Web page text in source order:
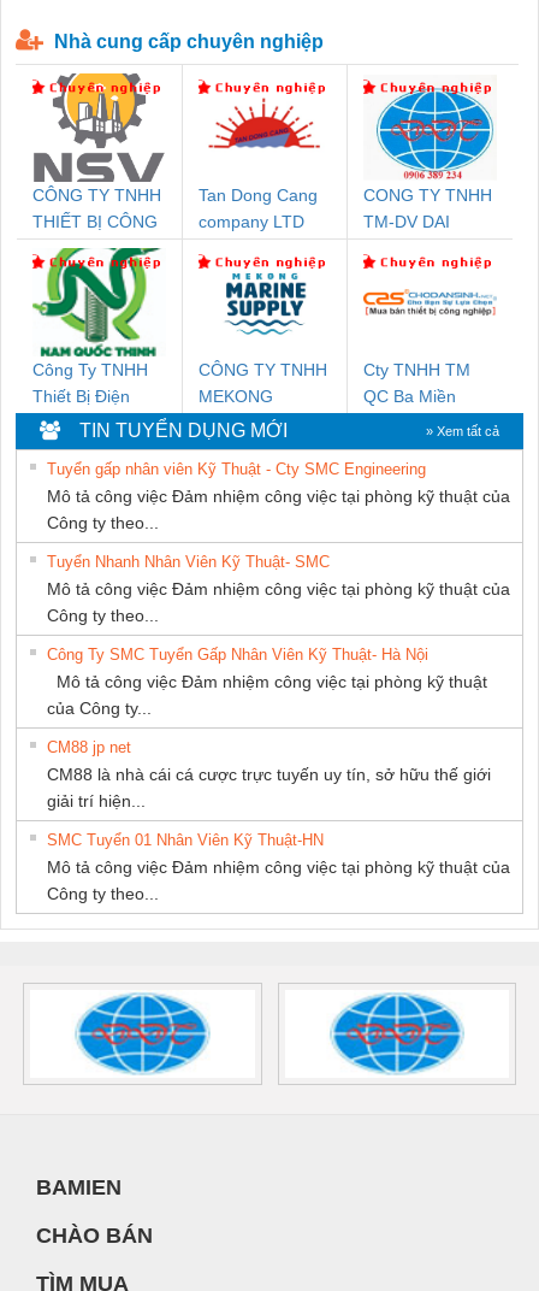
Nhà cung cấp chuyên nghiệp
CÔNG TY TNHH
THIẾT BỊ CÔNG
NGHIỆP NIHON
SETSUBI VIỆT
NAM
Tan Dong Cang
company LTD
CONG TY TNHH
TM-DV DAI
Công Ty TNHH
Thiết Bị Điện
Nam Quốc Thịnh
CÔNG TY TNHH
MEKONG
MARINE
SUPPLY
Cty TNHH TM
QC Ba Miền
TIN TUYỂN DỤNG MỚI » Xem tất cả
Tuyển gấp nhân viên Kỹ Thuật - Cty SMC Engineering
Mô tả công việc Đảm nhiệm công việc tại phòng kỹ thuật của
Công ty theo...
Tuyển Nhanh Nhân Viên Kỹ Thuật- SMC
Mô tả công việc Đảm nhiệm công việc tại phòng kỹ thuật của
Công ty theo...
Công Ty SMC Tuyển Gấp Nhân Viên Kỹ Thuật- Hà Nội
Mô tả công việc Đảm nhiệm công việc tại phòng kỹ thuật
của Công ty...
CM88 jp net
CM88 là nhà cái cá cược trực tuyến uy tín, sở hữu thế giới
giải trí hiện...
SMC Tuyển 01 Nhân Viên Kỹ Thuật-HN
Mô tả công việc Đảm nhiệm công việc tại phòng kỹ thuật của
Công ty theo...
BAMIEN
CHÀO BÁN
TÌM MUA